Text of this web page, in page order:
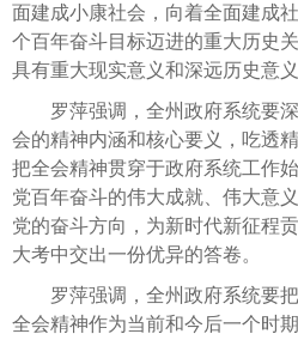
面建成小康社会，向着全面建成
个百年奋斗目标迈进的重大历史
具有重大现实意义和深远历史意义
罗萍强调，全州政府系统要深
会的精神内涵和核心要义，吃透
把全会精神贯穿于政府系统工作
党百年奋斗的伟大成就、伟大意
党的奋斗方向，为新时代新征程
大考中交出一份优异的答卷。
罗萍强调，全州政府系统要把
全会精神作为当前和今后一个时